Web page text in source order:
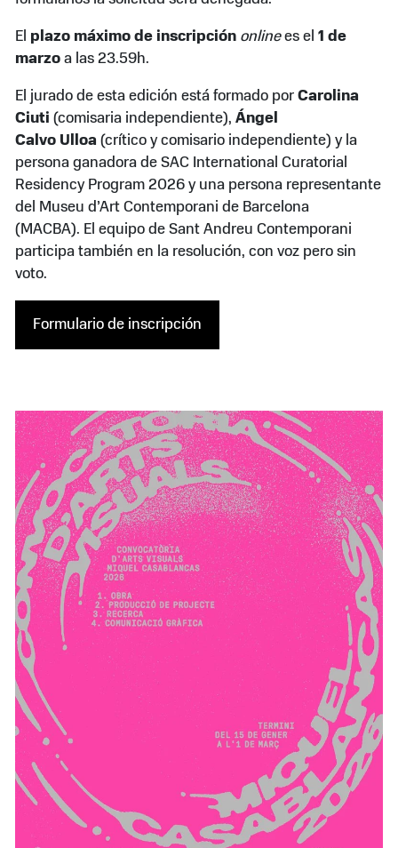
El plazo máximo de inscripción onlinees el1 de
marzo a las 23.59h.
El jurado de esta edición está formado porCarolina
Ciuti(comisaria independiente),Ángel
Calvo Ulloa (crítico y comisario independiente) y la
persona ganadora de SAC International Curatorial
Residency Program 2026 y una persona representante
del Museu d’Art Contemporani de Barcelona
(MACBA). El equipo de Sant Andreu Contemporani
participa también en la resolución, con voz pero sin
voto.
Formulario de inscripción